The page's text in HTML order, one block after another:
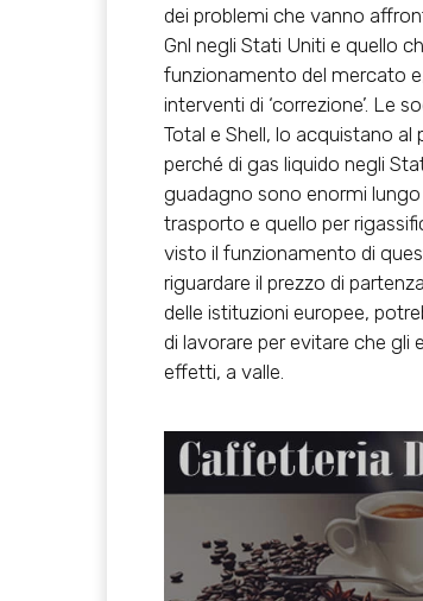
dei problemi che vanno
Gnl negli Stati Uniti e quello
funzionamento del mercato
interventi di ‘correzione’. Le
Total e Shell, lo acquistano
perché di gas liquido negli
guadagno sono enormi
trasporto e quello per
visto il funzionamento di
riguardare il prezzo di
delle istituzioni europee,
di lavorare per evitare che gli
effetti, a valle.